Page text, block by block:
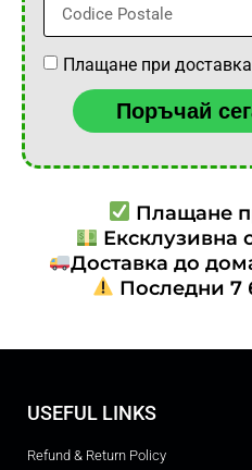
Плащане при
Поръчай
Плащане
Ексклузивна
Доставка до
Последни 7
USEFUL LINKS
Refund & Return Policy